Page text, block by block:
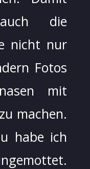
die
nicht nur
Fotos
mit
machen.
habe ich